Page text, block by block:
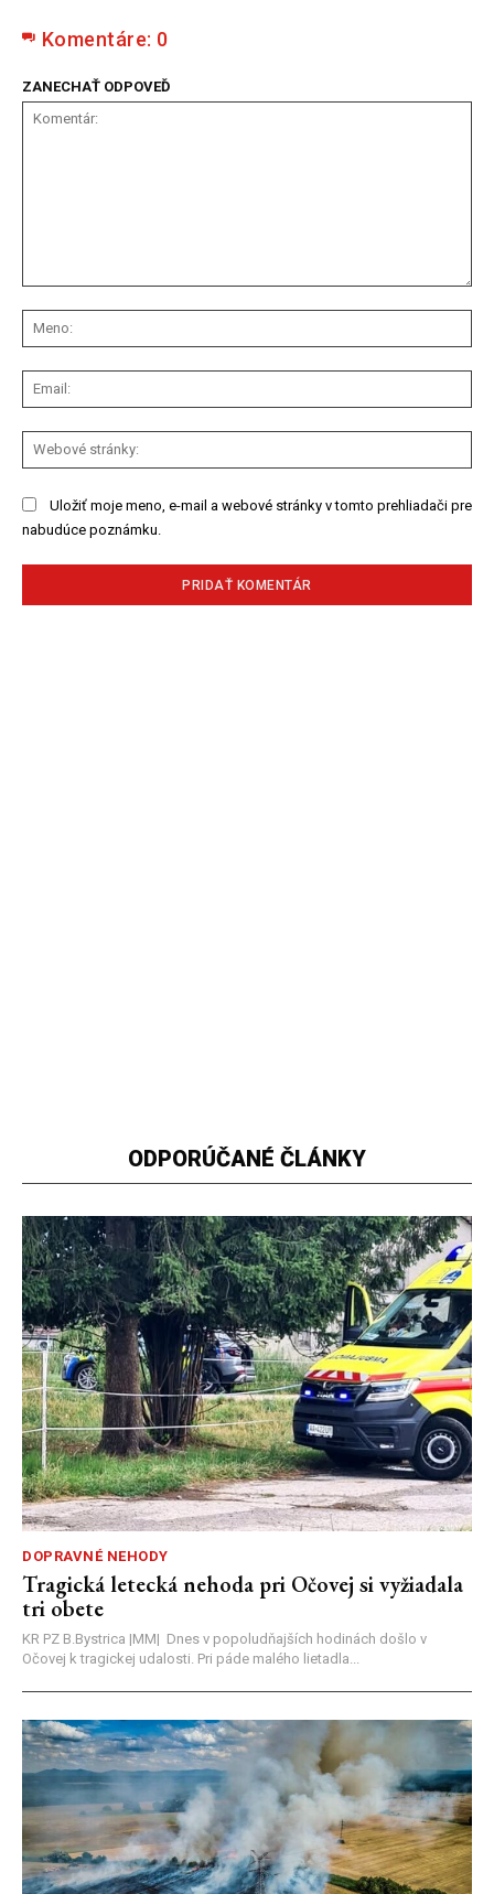
Komentáre: 0
ZANECHAŤ ODPOVEĎ
Uložiť moje meno, e-mail a webové stránky v tomto prehliadači pre
nabudúce poznámku.
ODPORÚČANÉ ČLÁNKY
DOPRAVNÉ NEHODY
Tragická letecká nehoda pri Očovej si vyžiadala
tri obete
KR PZ B.Bystrica |MM| Dnes v popoludňajších hodinách došlo v
Očovej k tragickej udalosti. Pri páde malého lietadla...